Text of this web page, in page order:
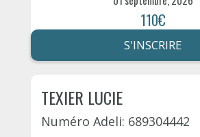
110€
S'INSCRIRE
TEXIER LUCIE
Numéro Adeli: 689304442